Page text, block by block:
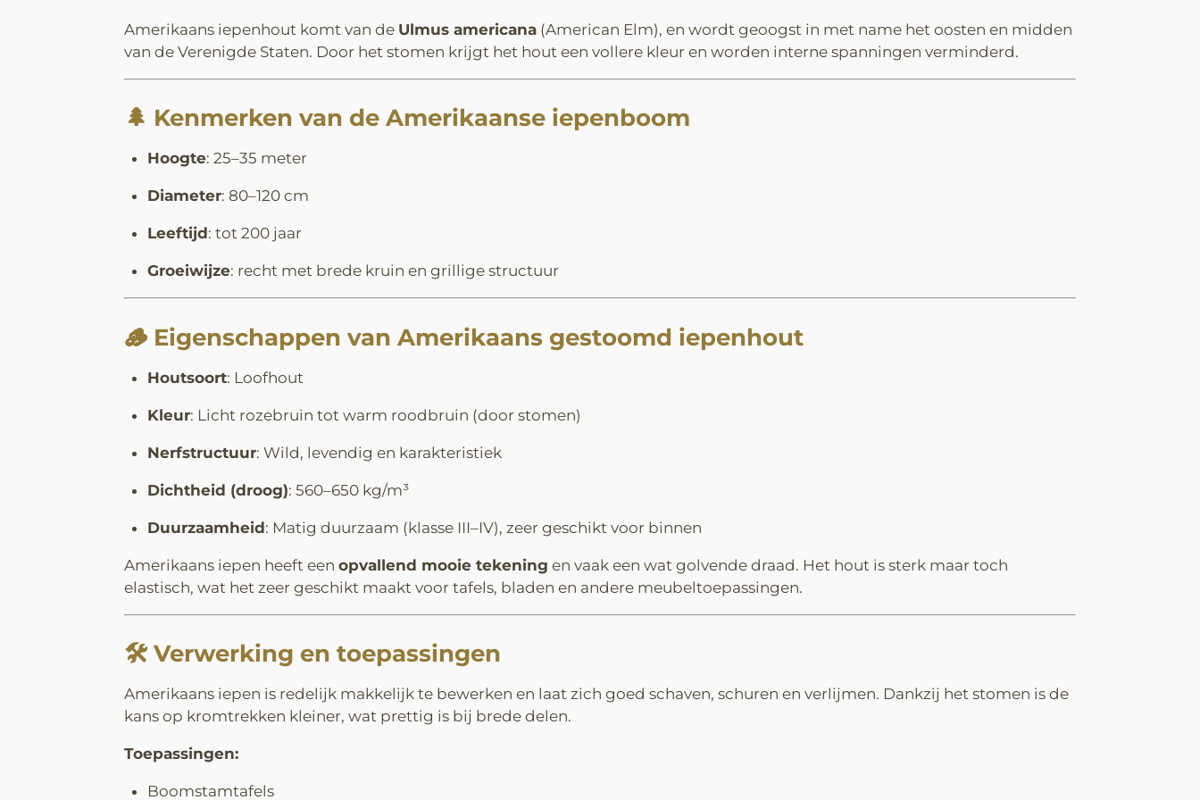
Amerikaans iepenhout komt van de Ulmus americana (American Elm), en wordt geoogst in met name het oosten en midden
van de Verenigde Staten. Door het stomen krijgt het hout een vollere kleur en worden interne spanningen verminderd.
🌲 Kenmerken van de Amerikaanse iepenboom
Hoogte: 25–35 meter
Diameter: 80–120 cm
Leeftijd: tot 200 jaar
Groeiwijze: recht met brede kruin en grillige structuur
🪵 Eigenschappen van Amerikaans gestoomd iepenhout
Houtsoort: Loofhout
Kleur: Licht rozebruin tot warm roodbruin (door stomen)
Nerfstructuur: Wild, levendig en karakteristiek
Dichtheid (droog): 560–650 kg/m³
Duurzaamheid: Matig duurzaam (klasse III–IV), zeer geschikt voor binnen
Amerikaans iepen heeft een opvallend mooie tekening en vaak een wat golvende draad. Het hout is sterk maar toch
elastisch, wat het zeer geschikt maakt voor tafels, bladen en andere meubeltoepassingen.
🛠️ Verwerking en toepassingen
Amerikaans iepen is redelijk makkelijk te bewerken en laat zich goed schaven, schuren en verlijmen. Dankzij het stomen is de
kans op kromtrekken kleiner, wat prettig is bij brede delen.
Toepassingen:
Boomstamtafels